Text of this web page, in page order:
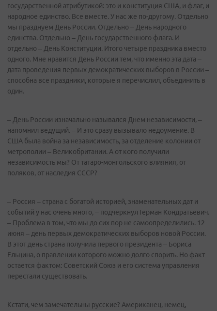
государственной атрибутикой: это и конституция США, и флаг, и
народное единство. Все вместе. У нас же по-другому. Отдельно
мы празднуем День России. Отдельно – День народного
единства. Отдельно – День государственного флага. И
отдельно – День Конституции. Итого четыре праздника вместо
одного. Мне нравится День России тем, что именно эта дата –
дата проведения первых демократических выборов в России –
способна все праздники, которые я перечислил, объединить в
один.
– День России изначально назывался Днем независимости, –
напомнил ведущий. – И это сразу вызывало недоумение. В
США была война за независимость, за отделение колонии от
метрополии – Великобритании. А от кого получили
независимость мы? От татаро-монгольского влияния, от
поляков, от наследия СССР?
– Россия – страна с богатой историей, знаменательных дат и
событий у нас очень много, – подчеркнул Герман Кондратьевич.
– Проблема в том, что мы до сих пор не самоопределились. 12
июня – день первых демократических выборов новой России.
В этот день страна получила первого президента – Бориса
Ельцина, о правлении которого можно долго спорить. Но факт
остается фактом: Советский Союз и его система управления
перестали существовать.
Кстати, чем замечательны русские? Американец, немец,